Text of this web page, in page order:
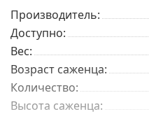
Производитель:
Доступно:
Вес:
Возраст саженца:
Количeствo:
Высота саженца: